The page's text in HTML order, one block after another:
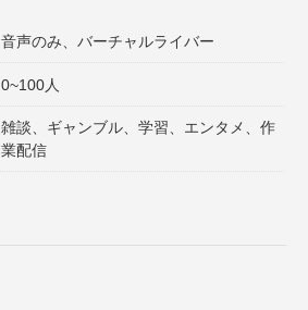
音声のみ、バーチャルライバー
0~100人
雑談、ギャンブル、学習、エンタメ、作
業配信